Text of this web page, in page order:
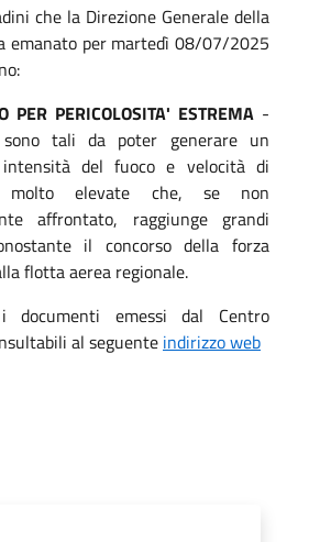
che la Direzione Generale della
emanato per martedì 08/07/2025
PER PERICOLOSITA' ESTREMA -
tali da poter generare un
del fuoco e velocità di
molto elevate che, se non
affrontato, raggiunge grandi
il concorso della forza
flotta aerea regionale.
emessi dal Centro
al seguente indirizzo web